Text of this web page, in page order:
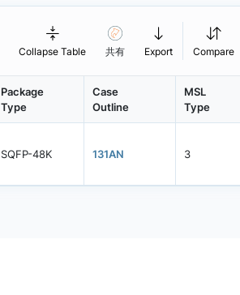
Collapse Table 共有 Export Compare
Package
Type
Case
Outline
MSL
Type
SQFP-48K 131AN 3